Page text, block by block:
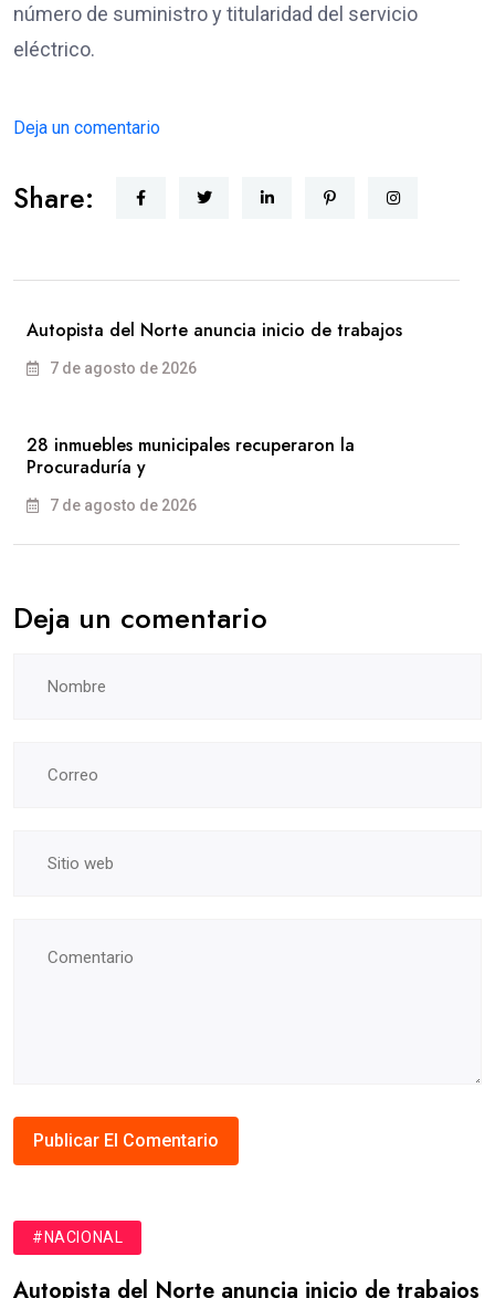
número de suministro y titularidad del servicio
eléctrico.
Deja un comentario
Share:
Autopista del Norte anuncia inicio de trabajos
7 de agosto de 2026
28 inmuebles municipales recuperaron la
Procuraduría y
7 de agosto de 2026
Deja un comentario
#NACIONAL
Autopista del Norte anuncia inicio de trabajos